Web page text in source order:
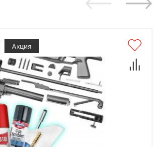
Акция